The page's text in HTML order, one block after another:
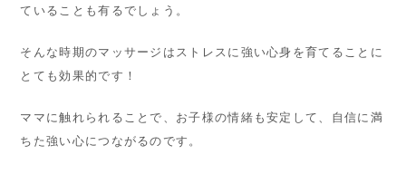
ていることも有るでしょう。
そんな時期のマッサージはストレスに強い心身を育てることに
とても効果的です！
ママに触れられることで、お子様の情緒も安定して、自信に満
ちた強い心につながるのです。